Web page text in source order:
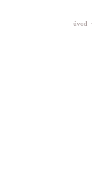
úvod ·